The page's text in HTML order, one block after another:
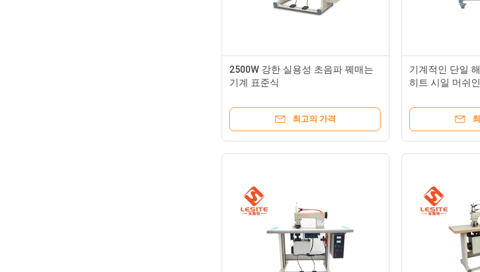
2500W 강한 실용성 초음파 꿰매는
기계 표준식
최고의 가격
기계적인 단일
히트 시일 머쉬인